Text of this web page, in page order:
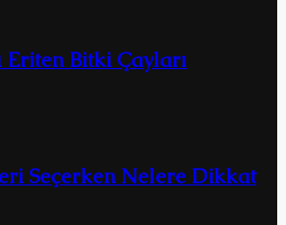
Eriten Bitki Çayları
Seçerken Nelere Dikkat